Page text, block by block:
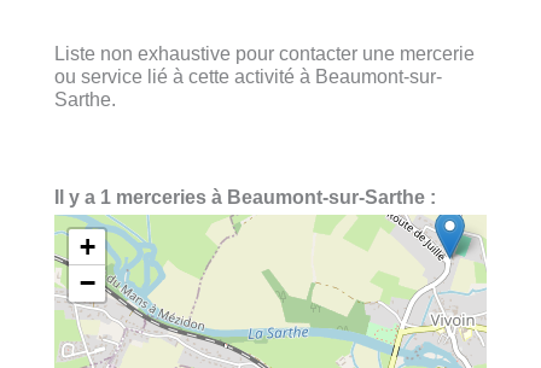
Liste non exhaustive pour contacter une mercerie
ou service lié à cette activité à Beaumont-sur-
Sarthe.
Il y a 1 merceries à Beaumont-sur-Sarthe :
+
−